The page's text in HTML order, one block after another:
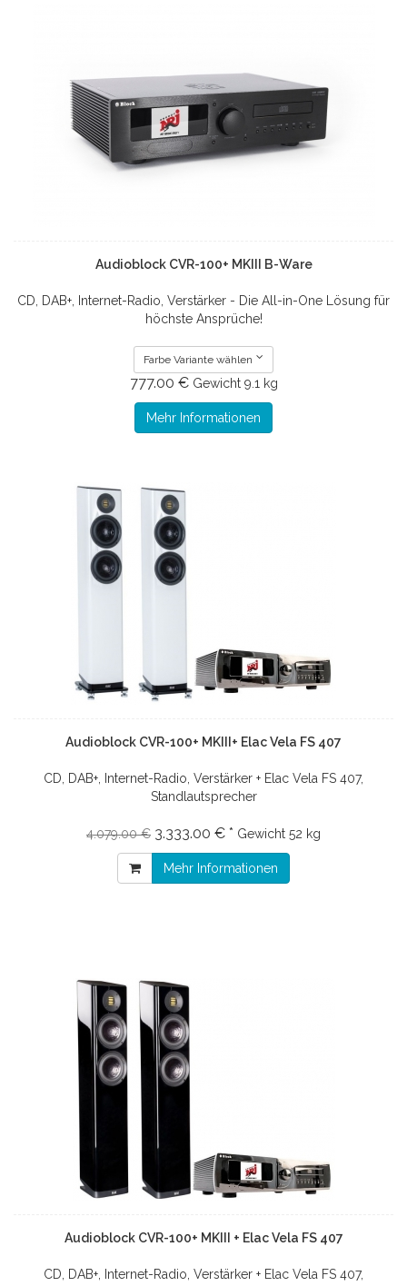
Audioblock CVR-100+ MKIII B-Ware
CD, DAB+, Internet-Radio, Verstärker - Die All-in-One Lösung für
höchste Ansprüche!
Farbe Variante wählen
777.00 € Gewicht 9.1 kg
Mehr Informationen
Audioblock CVR-100+ MKIII+ Elac Vela FS 407
CD, DAB+, Internet-Radio, Verstärker + Elac Vela FS 407,
Standlautsprecher
4.079.00 € 3.333.00 € * Gewicht 52 kg
Mehr Informationen
Audioblock CVR-100+ MKIII + Elac Vela FS 407
CD, DAB+, Internet-Radio, Verstärker + Elac Vela FS 407,